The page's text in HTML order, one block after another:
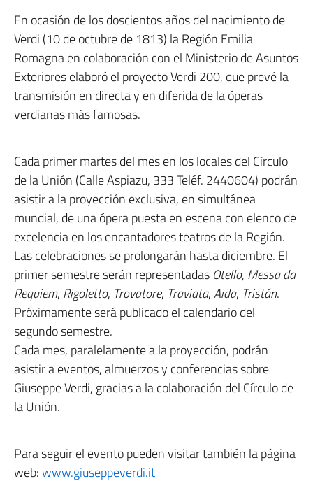
En ocasión de los doscientos años del nacimiento de
Verdi (10 de octubre de 1813) la Región Emilia
Romagna en colaboración con el Ministerio de Asuntos
Exteriores elaboró el proyecto Verdi 200, que prevé la
transmisión en directa y en diferida de la óperas
verdianas más famosas.
Cada primer martes del mes en los locales del Círculo
de la Unión (Calle Aspiazu, 333 Teléf. 2440604) podrán
asistir a la proyección exclusiva, en simultánea
mundial, de una ópera puesta en escena con elenco de
excelencia en los encantadores teatros de la Región.
Las celebraciones se prolongarán hasta diciembre. El
primer semestre serán representadas Otello, Messa da
Requiem, Rigoletto, Trovatore, Traviata,Aida, Tristán.
Próximamente será publicado el calendario del
segundo semestre.
Cada mes, paralelamente a la proyección, podrán
asistir a eventos, almuerzos y conferencias sobre
Giuseppe Verdi, gracias a la colaboración del Círculo de
la Unión.
Para seguir el evento pueden visitar también la página
web:www.giuseppeverdi.it